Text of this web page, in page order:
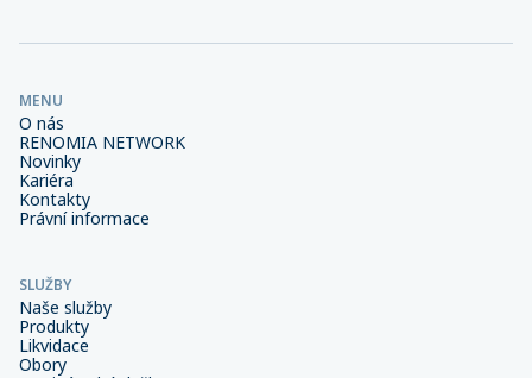
MENU
O nás
RENOMIA NETWORK
Novinky
Kariéra
Kontakty
Právní informace
SLUŽBY
Naše služby
Produkty
Likvidace
Obory